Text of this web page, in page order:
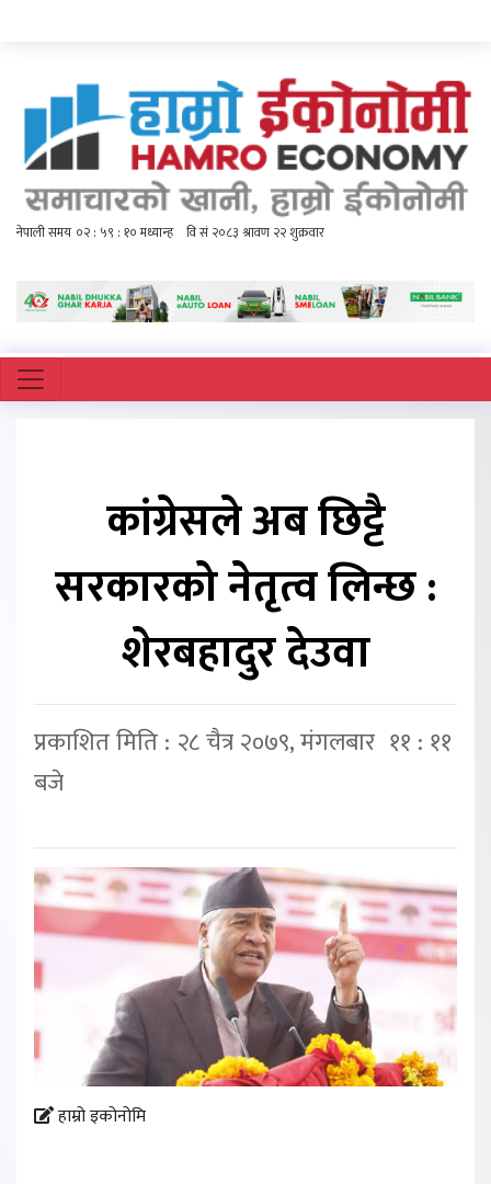
कांग्रेसले अब छिट्टै
सरकारको नेतृत्व लिन्छ :
शेरबहादुर देउवा
प्रकाशित मिति : २८ चैत्र २०७९, मंगलबार ११ : ११
बजे
हाम्रो इकोनोमि